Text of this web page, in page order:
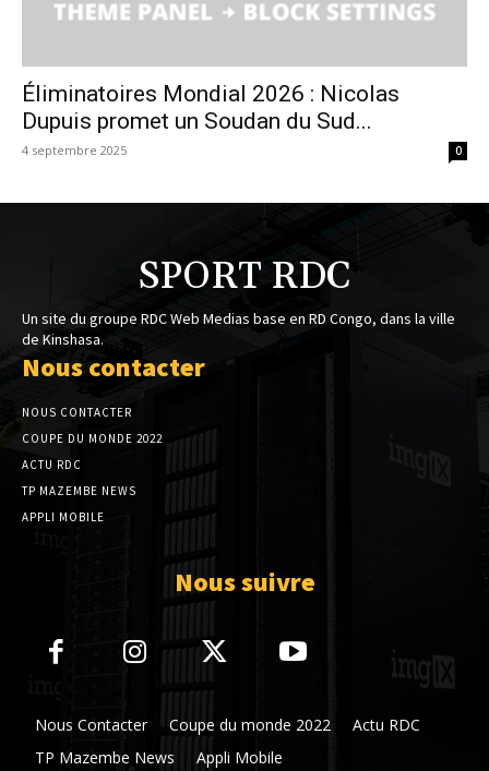
Éliminatoires Mondial 2026 : Nicolas
Dupuis promet un Soudan du Sud...
4 septembre 2025 0
SPORT RDC
Un site du groupe RDC Web Medias base en RD Congo, dans la ville
de Kinshasa.
Nous contacter
NOUS CONTACTER
COUPE DU MONDE 2022
ACTU RDC
TP MAZEMBE NEWS
APPLI MOBILE
Nous suivre
Nous Contacter Coupe du monde 2022
Actu RDC
TP Mazembe News
Appli Mobile